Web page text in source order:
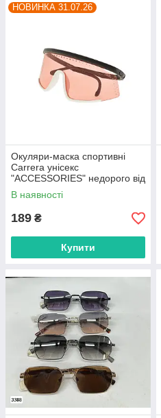
НОВИНКА 31.07.26
Окуляри-маска спортивні
Carrera унісекс
"ACCESSORIES" недорого від
прямого постачальника
В наявності
189 ₴
Купити